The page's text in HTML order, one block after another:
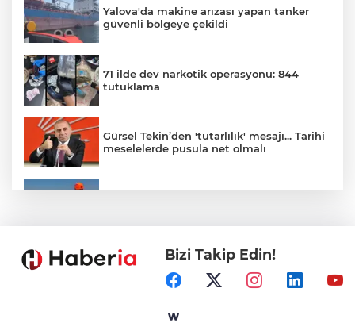
Yalova'da makine arızası yapan tanker
güvenli bölgeye çekildi
71 ilde dev narkotik operasyonu: 844
tutuklama
Gürsel Tekin’den 'tutarlılık' mesajı... Tarihi
meselelerde pusula net olmalı
Samsun’da Alaçam'a yeni yaşam alanı
Bizi Takip Edin!